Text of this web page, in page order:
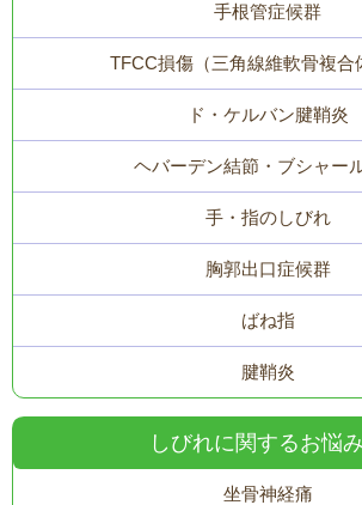
手根管症候群
TFCC損傷（三角線維軟骨複合
ド・ケルバン腱鞘炎
ヘバーデン結節・ブシャー
手・指のしびれ
胸郭出口症候群
ばね指
腱鞘炎
しびれに関するお悩み
坐骨神経痛